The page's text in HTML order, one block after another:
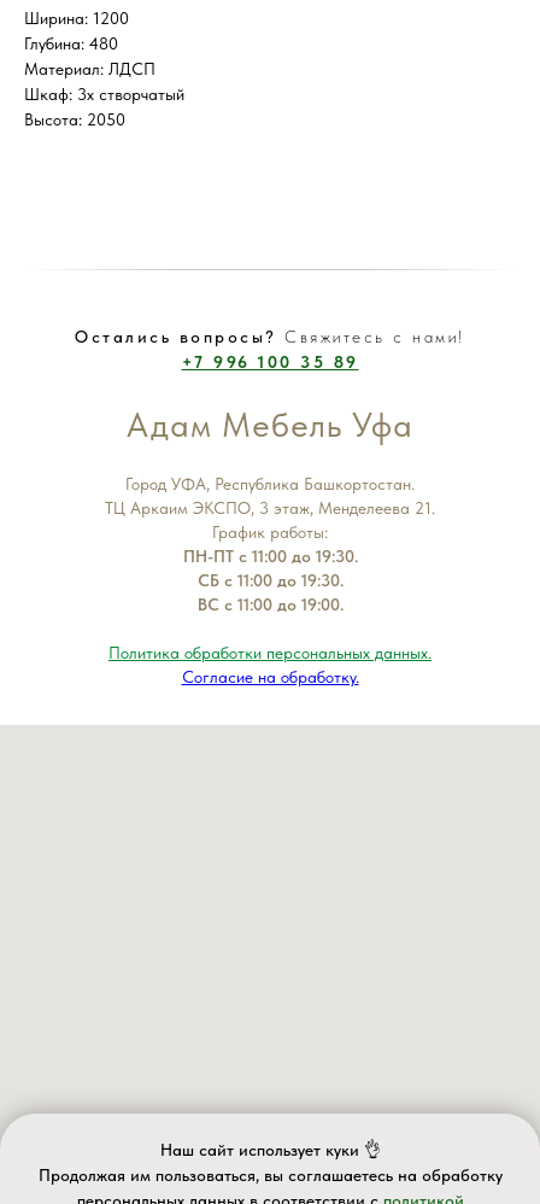
Ширина: 1200
Глубина: 480
Материал: ЛДСП
Шкаф: 3х створчатый
Высота: 2050
Остались вопросы?Свяжитесь с нами!
+7 996 100 35 89
Адам Мебель Уфа
Город УФА, Республика Башкортостан.
ТЦ Аркаим ЭКСПО, 3 этаж, Менделеева 21.
График работы:
ПН-ПТ с 11:00 до 19:30.
СБ с 11:00 до 19:30.
ВС с 11:00 до 19:00.
Политика обработки персональных данных.
Согласие на обработку.
Наш сайт использует куки 👌
Продолжая им пользоваться, вы соглашаетесь на обработку